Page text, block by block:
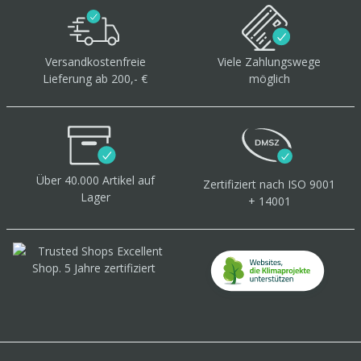
Versandkostenfreie
Lieferung ab 200,- €
Viele Zahlungswege
möglich
Über 40.000 Artikel auf
Lager
Zertifiziert nach ISO 9001
+ 14001